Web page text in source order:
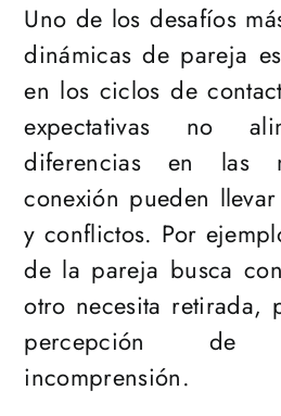
Uno de los desafíos
dinámicas de pareja
en los ciclos de
expectativas no
diferencias en las
conexión pueden
y conflictos. Por
de la pareja busca
otro necesita retirada,
percepción
incomprensión.